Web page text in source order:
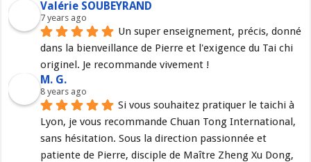
Valérie SOUBEYRAND
7 years ago
Un super enseignement, précis, donné
dans la bienveillance de Pierre et l'exigence du Tai chi
originel. Je recommande vivement !
M. G.
8 years ago
Si vous souhaitez pratiquer le taichi à
Lyon, je vous recommande Chuan Tong International,
sans hésitation. Sous la direction passionnée et
patiente de Pierre, disciple de Maître Zheng Xu Dong,